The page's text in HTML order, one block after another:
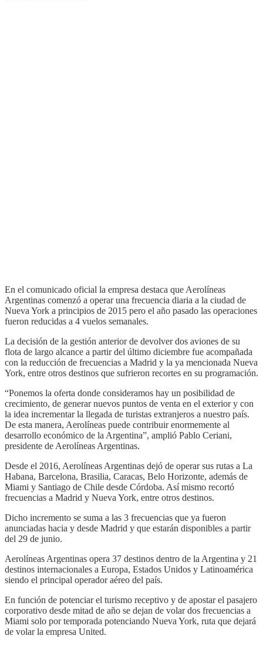
En el comunicado oficial la empresa destaca que Aerolíneas
Argentinas comenzó a operar una frecuencia diaria a la ciudad de
Nueva York a principios de 2015 pero el año pasado las operaciones
fueron reducidas a 4 vuelos semanales.
La decisión de la gestión anterior de devolver dos aviones de su
flota de largo alcance a partir del último diciembre fue acompañada
con la reducción de frecuencias a Madrid y la ya mencionada Nueva
York, entre otros destinos que sufrieron recortes en su programación.
“Ponemos la oferta donde consideramos hay un posibilidad de
crecimiento, de generar nuevos puntos de venta en el exterior y con
la idea incrementar la llegada de turistas extranjeros a nuestro país.
De esta manera, Aerolíneas puede contribuir enormemente al
desarrollo económico de la Argentina”, amplió Pablo Ceriani,
presidente de Aerolíneas Argentinas.
Desde el 2016, Aerolíneas Argentinas dejó de operar sus rutas a La
Habana, Barcelona, Brasilia, Caracas, Belo Horizonte, además de
Miami y Santiago de Chile desde Córdoba. Así mismo recortó
frecuencias a Madrid y Nueva York, entre otros destinos.
Dicho incremento se suma a las 3 frecuencias que ya fueron
anunciadas hacia y desde Madrid y que estarán disponibles a partir
del 29 de junio.
Aerolíneas Argentinas opera 37 destinos dentro de la Argentina y 21
destinos internacionales a Europa, Estados Unidos y Latinoamérica
siendo el principal operador aéreo del país.
En función de potenciar el turismo receptivo y de apostar el pasajero
corporativo desde mitad de año se dejan de volar dos frecuencias a
Miami solo por temporada potenciando Nueva York, ruta que dejará
de volar la empresa United.